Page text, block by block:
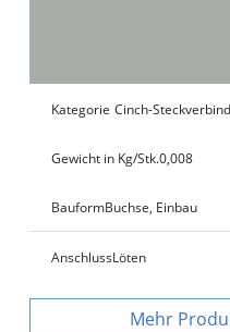
Kategorie Cinch-
Gewicht in Kg/Stk.0,008
BauformBuchse, Einbau
AnschlussLöten